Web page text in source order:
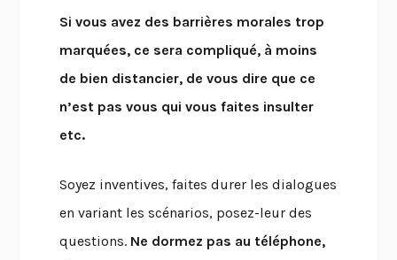
Si vous avez des barrières morales trop
marquées, ce sera compliqué, à moins
de bien distancier, de vous dire que ce
n’est pas vous qui vous faites insulter
etc.
Soyez inventives, faites durer les dialogues
en variant les scénarios, posez-leur des
questions. Ne dormez pas au téléphone,